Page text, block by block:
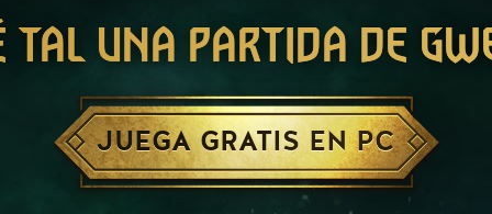
TAL UNA PARTIDA DE
JUEGA GRATIS EN PC